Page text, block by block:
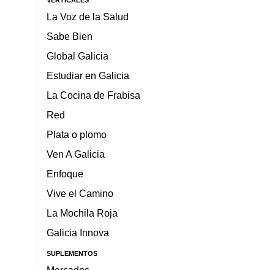
La Voz de la Salud
Sabe Bien
Global Galicia
Estudiar en Galicia
La Cocina de Frabisa
Red
Plata o plomo
Ven A Galicia
Enfoque
Vive el Camino
La Mochila Roja
Galicia Innova
SUPLEMENTOS